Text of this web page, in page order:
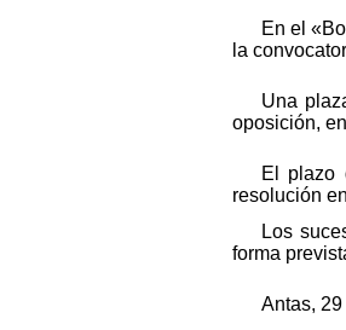
En el
la
Una
oposición,
El plazo
resolución
Los
forma
Antas,